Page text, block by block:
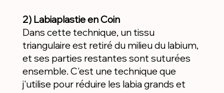
2) Labiaplastie en Coin
Dans cette technique, un tissu
triangulaire est retiré du milieu du labium,
et ses parties restantes sont suturées
ensemble. C'est une technique que
j'utilise pour réduire les labia grands et